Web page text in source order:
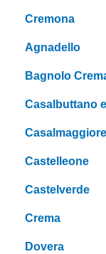
Cremona
Agnadello
Bagnolo
Casalbuttano
Casalmaggiore
Castelleone
Castelverde
Crema
Dovera